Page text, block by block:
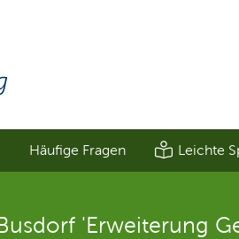
Häufige Fragen Leichte
'Erweiterung